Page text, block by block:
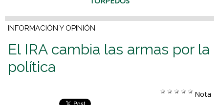
INFORMACIÓN Y OPINIÓN
El IRA cambia las armas por la
política
Nota